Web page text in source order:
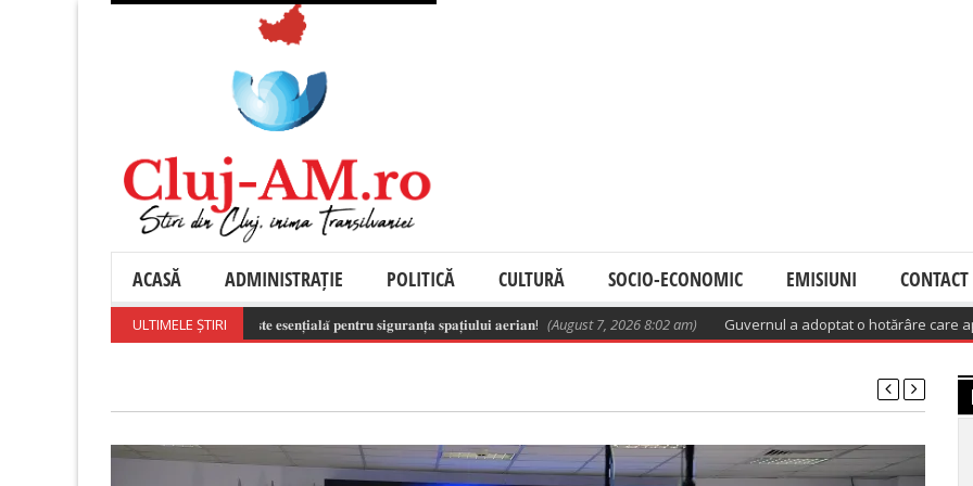
ACASĂ ADMINISTRAȚIE POLITICĂ CULTURĂ SOCIO-ECONOMIC EMISIUNI CONTACT
ULTIMELE ȘTIRI
𝐫𝐞𝐬𝐩𝐨𝐧𝐬𝐚𝐛𝐢𝐥𝐚̆ 𝐚 𝐝𝐫𝐨𝐧𝐞𝐥𝐨𝐫 𝐞𝐬𝐭𝐞 𝐞𝐬𝐞𝐧𝐭̦𝐢𝐚𝐥𝐚̆ 𝐩𝐞𝐧𝐭𝐫𝐮 𝐬𝐢𝐠𝐮𝐫𝐚𝐧𝐭̦𝐚 𝐬𝐩𝐚𝐭̦𝐢𝐮𝐥𝐮𝐢 𝐚𝐞𝐫𝐢𝐚𝐧! (August 7, 2026 8:02 am) Guvernul a adoptat o hotărâre care